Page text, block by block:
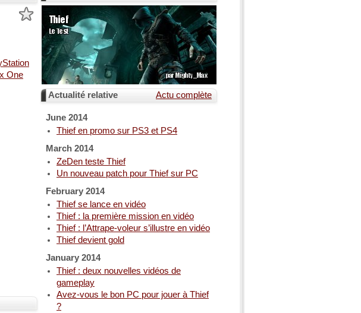
One
Actu complète
Actualité relative
June 2014
Thief en promo sur PS3 et PS4
March 2014
ZeDen teste Thief
Un nouveau patch pour Thief sur PC
February 2014
Thief se lance en vidéo
Thief : la première mission en vidéo
Thief : l’Attrape-voleur s’illustre en vidéo
Thief devient gold
January 2014
Thief : deux nouvelles vidéos de
gameplay
Avez-vous le bon PC pour jouer à Thief
?